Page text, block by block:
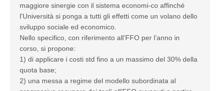
maggiore sinergie con il sistema economi-co affinché
l'Università si ponga a tutti gli effetti come un volano dello
sviluppo sociale ed economico.
Nello specifico, con riferimento all’FFO per l’anno in
corso, si propone:
1) di applicare i costi std fino a un massimo del 30% della
quota base;
2) una messa a regime del modello subordinata al